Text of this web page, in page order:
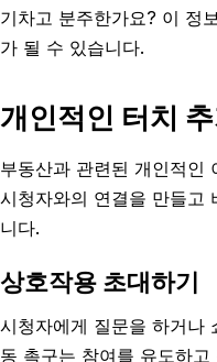
기차고 분주한가요? 이 정
가 될 수 있습니다.
개인적인 터치
부동산과 관련된 개인적인
시청자와의 연결을 만들고
니다.
상호작용 초대하기
시청자에게 질문을 하거나
동 촉구는 참여를 유도하